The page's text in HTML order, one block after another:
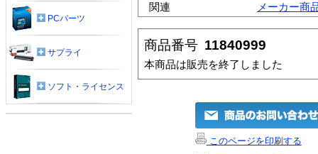
関連
メーカー商
商品番号 11840999
本商品は販売を終了しました
このページを印刷する
PCパーツ
サプライ
ソフト・ライセンス